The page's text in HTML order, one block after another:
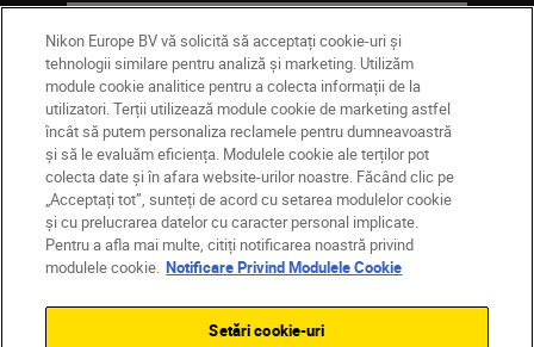
Companie
MD Nikon Sites
Contactaţi-ne
Politică de confidențialitate
Termeni de utilizare
Notificare privind modulele cookie
Nikon Europe BV vă solicită să acceptați cookie-uri și
tehnologii similare pentru analiză și marketing. Utilizăm
module cookie analitice pentru a colecta informații de la
utilizatori. Terții utilizează module cookie de marketing astfel
încât să putem personaliza reclamele pentru dumneavoastră
și să le evaluăm eficiența. Modulele cookie ale terților pot
colecta date și în afara website-urilor noastre. Făcând clic pe
„Acceptați tot”, sunteți de acord cu setarea modulelor cookie
și cu prelucrarea datelor cu caracter personal implicate.
Pentru a afla mai multe, citiți notificarea noastră privind
modulele cookie. Notificare Privind Modulele Cookie
Setări cookie-uri